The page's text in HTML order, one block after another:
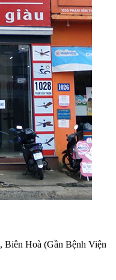
Biên Hoà (Gần Bệnh Viện